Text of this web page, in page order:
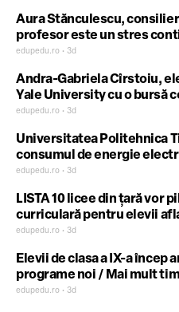
Aura Stănculescu,
profesor este un stres
rezistenți. Este necesară o
obligatorie
edupedu.ro • 3d
Andra-Gabriela Cîrstoiu,
Yale University cu o bursă
Biochimie Moleculară și
cunoștințe, dar vreau să
profesor
edupedu.ro • 3d
Universitatea Politehnica
consumul de energie
declarată starea de alertă
anunță public o astfel de
edupedu.ro • 3d
LISTA 10 licee din țară vor
curriculară pentru elevii
proiectul RECRED, anunță
edupedu.ro • 3d
Elevii de clasa a IX-a încep
programe noi / Mai mult
exerciții practice, iar
edupedu.ro • 3d